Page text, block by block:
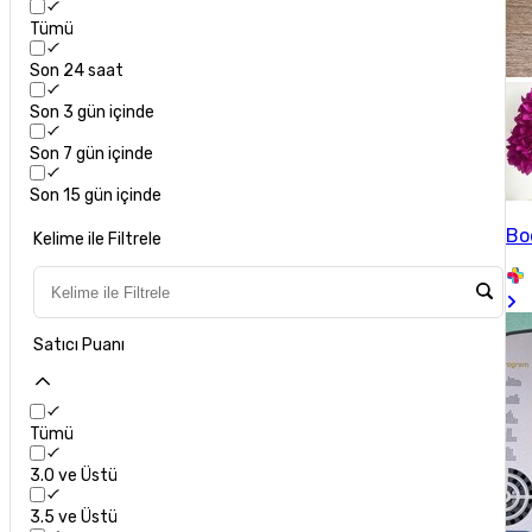
Tümü
Son 24 saat
Son 3 gün içinde
Son 7 gün içinde
Son 15 gün içinde
Kelime ile Filtrele
Satıcı Puanı
Tümü
3.0 ve Üstü
3.5 ve Üstü